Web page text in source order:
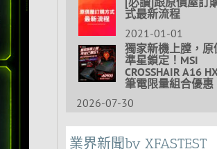
式最新流程
2021-01-01
獨家新機上膛，原
準星鎖定！MSI
CROSSHAIR A16
筆電限量組合優惠
2026-07-30
業界新聞by XFASTEST